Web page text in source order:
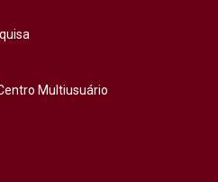
Multiusuário